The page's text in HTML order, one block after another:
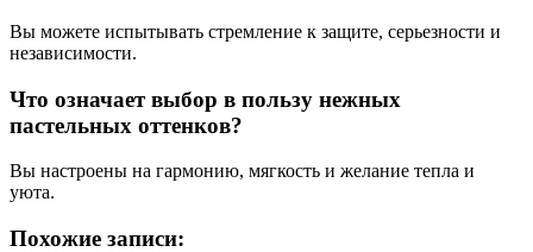
Вы можете испытывать стремление к защите, серьезности и
независимости.
Что означает выбор в пользу нежных
пастельных оттенков?
Вы настроены на гармонию, мягкость и желание тепла и
уюта.
Похожие записи: